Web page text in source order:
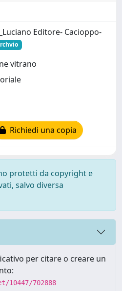
Editore- Cacioppo-
vitrano
Richiedi una copia
protetti da copyright e
salvo diversa
per citare o creare un
702888